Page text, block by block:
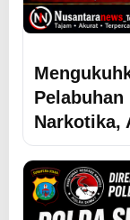
Narkotika,